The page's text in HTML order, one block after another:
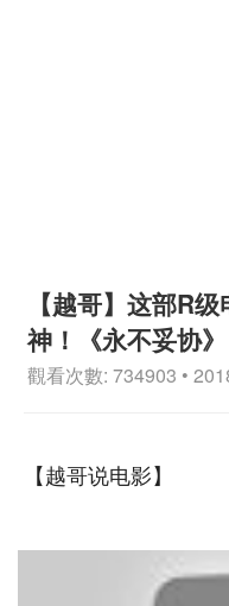
【越哥】这部R
神！《永不妥协》
觀看次數: 734903 •
【越哥说电影】